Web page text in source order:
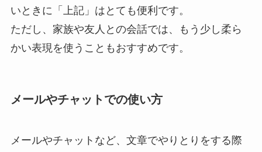
いときに「上記」はとても便利です。
ただし、家族や友人との会話では、もう少し柔ら
かい表現を使うこともおすすめです。
メールやチャットでの使い方
メールやチャットなど、文章でやりとりをする際